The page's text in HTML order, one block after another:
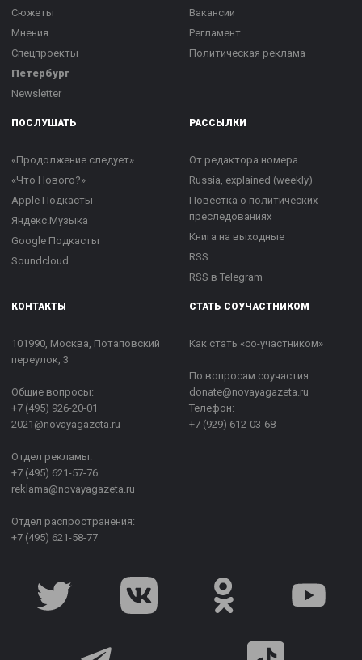
Сюжеты
Мнения
Спецпроекты
Петербург
Newsletter
Вакансии
Регламент
Политическая реклама
ПОСЛУШАТЬ
«Продолжение следует»
«Что Нового?»
Apple Подкасты
Яндекс.Музыка
Google Подкасты
Soundcloud
РАССЫЛКИ
От редактора номера
Russia, explained (weekly)
Повестка о политических
преследованиях
Книга на выходные
RSS
RSS в Telegram
КОНТАКТЫ
101990, Москва, Потаповский
переулок, 3
Общие вопросы:
+7 (495) 926-20-01
2021@novayagazeta.ru
Отдел рекламы:
+7 (495) 621-57-76
reklama@novayagazeta.ru
Отдел распространения:
+7 (495) 621-58-77
СТАТЬ СОУЧАСТНИКОМ
Как стать «со-участником»
По вопросам соучастия:
donate@novayagazeta.ru
Телефон:
+7 (929) 612-03-68